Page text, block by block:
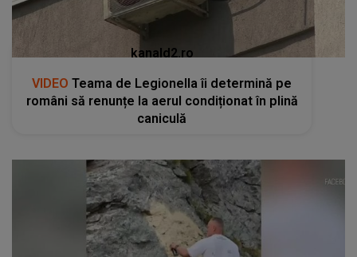
kanald2.ro
VIDEO Teama de Legionella îi determină pe
români să renunțe la aerul condiționat în plină
caniculă